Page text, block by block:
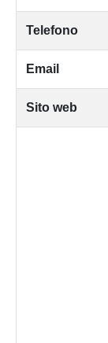
Telefono
Email
Sito web